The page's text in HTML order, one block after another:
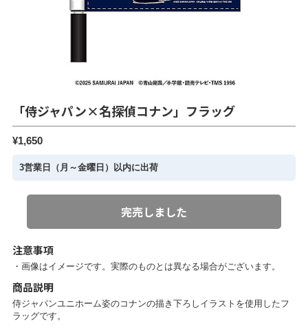
「侍ジャパン×名探偵コナン」フラッグ
¥1,650
3営業日（月～金曜日）以内に出荷
完売しました
注意事項
・画像はイメージです。実際のものとは異なる場合がございます。
商品説明
侍ジャパンユニホーム姿のコナンの描き下ろしイラストを使用したフ
ラッグです。